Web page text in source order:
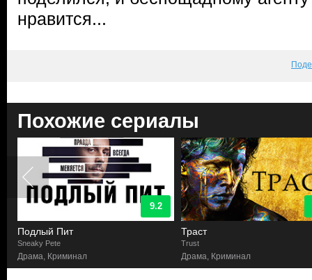
нравится...
Похожие сериалы
9.2
Подлый Пит
Sneaky Pete
Драма, Криминал
Траст
Trust
Драма, Криминал